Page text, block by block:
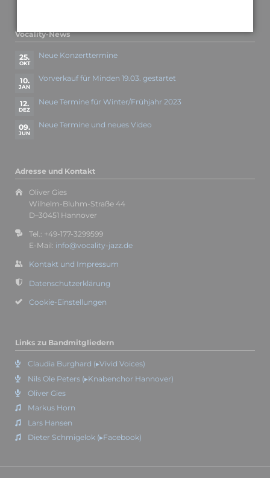
Vocality-News
25.
OKT
Neue Konzerttermine
10.
JAN
Vorverkauf für Minden 19.03. gestartet
12.
DEZ
Neue Termine für Winter/Frühjahr 2023
09.
JUN
Neue Termine und neues Video
Adresse und Kontakt
Oliver Gies
Wilhelm-Bluhm-Straße 44
D–30451 Hannover
Tel.: +49-177-3299599
E-Mail: info@vocality-jazz.de
Kontakt und Impressum
Datenschutzerklärung
Cookie-Einstellungen
Links zu Bandmitgliedern
Claudia Burghard (▸Vivid Voices)
Nils Ole Peters (▸Knabenchor Hannover)
Oliver Gies
Markus Horn
Lars Hansen
Dieter Schmigelok (▸Facebook)